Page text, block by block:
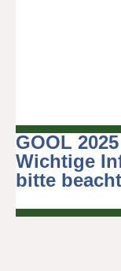
GOOL
Wichtige
bitte